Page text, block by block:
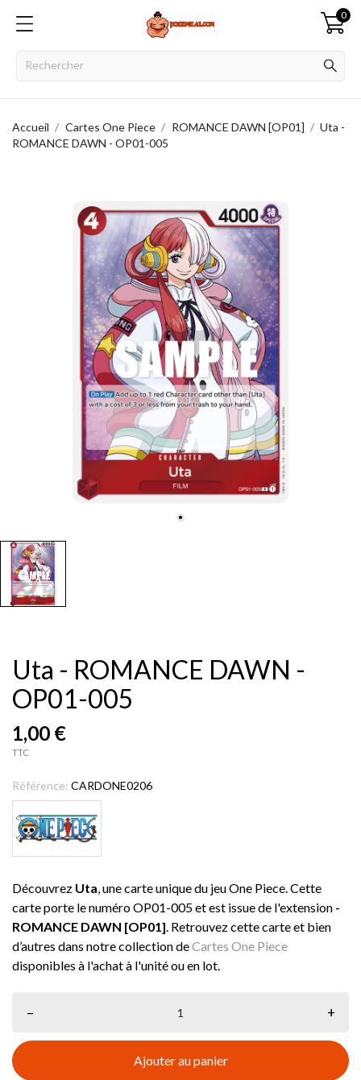
0
Accueil Cartes One Piece ROMANCE DAWN [OP01]
Uta -
ROMANCE DAWN - OP01-005
Uta - ROMANCE DAWN -
OP01-005
1,00 €
TTC
Référence: CARDONE0206
Découvrez Uta, une carte unique du jeu One Piece. Cette
carte porte le numéro OP01-005 et est issue de l'extension -
ROMANCE DAWN [OP01]. Retrouvez cette carte et bien
d’autres dans notre collection deCartes One Piece
disponibles à l'achat à l'unité ou en lot.
– +
Ajouter au panier